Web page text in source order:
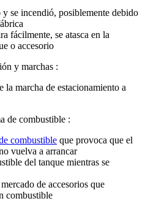
y se incendió, posiblemente debido
fácilmente, se atasca en la
o accesorio
y marchas :
la marcha de estacionamiento a
de combustible :
combustible que provoca que el
vuelva a arrancar
del tanque mientras se
de accesorios que
combustible